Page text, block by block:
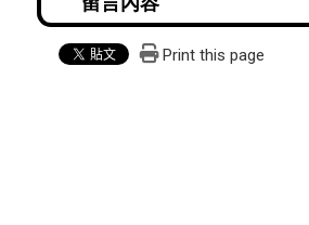
Print this page